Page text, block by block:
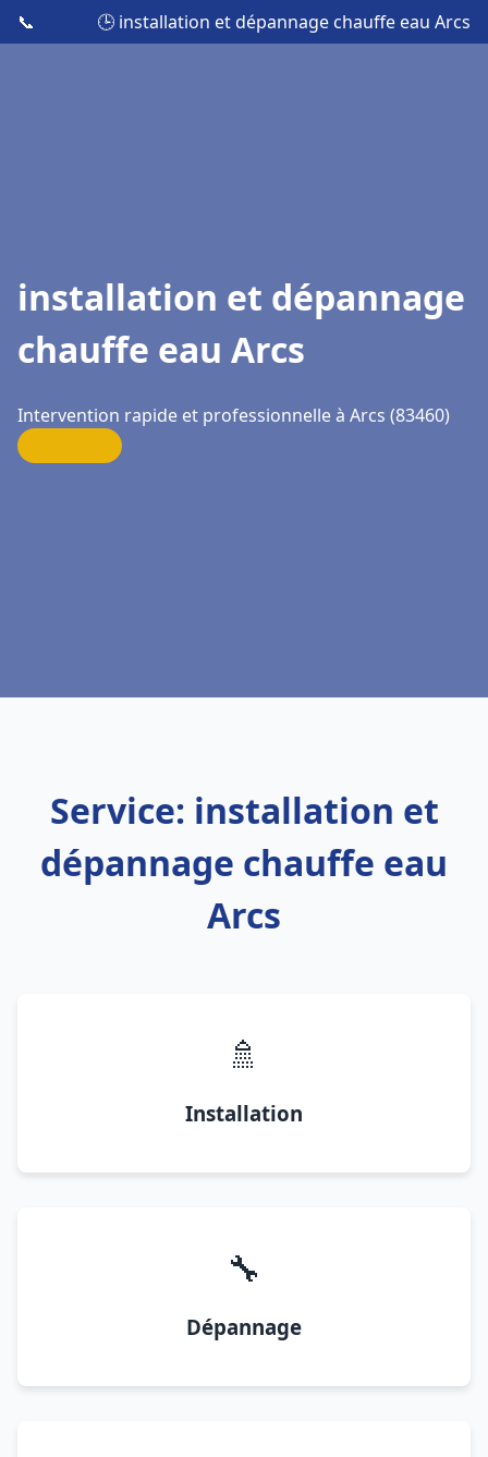
📞 🕒 installation et dépannage chauffe eau Arcs
installation et dépannage
chauffe eau Arcs
Intervention rapide et professionnelle à Arcs (83460)
Service: installation et
dépannage chauffe eau
Arcs
🚿
Installation
🔧
Dépannage